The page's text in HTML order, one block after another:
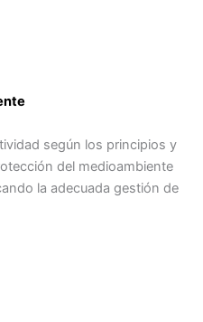
según los principios y
del medioambiente
la adecuada gestión de